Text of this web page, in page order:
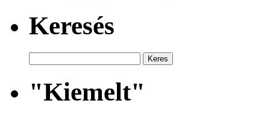
Keresés
"Kiemelt"